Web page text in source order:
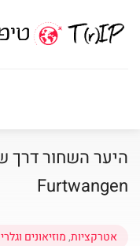
היער השחור דרך
Furtwangen
אטרקציות,מוזיאונים